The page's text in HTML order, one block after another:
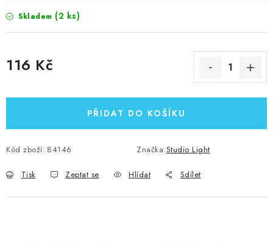
Skladem (2 ks)
116 Kč
PŘIDAT DO KOŠÍKU
Kód zboží: 84146 Značka:Studio Light
Tisk Zeptat se Hlídat Sdílet